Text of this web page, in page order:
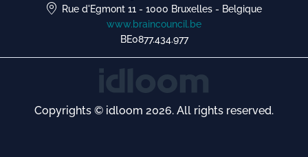
Rue d'Egmont 11 - 1000 Bruxelles - Belgique
www.braincouncil.be
BE0877.434.977
Copyrights © idloom 2026. All rights reserved.